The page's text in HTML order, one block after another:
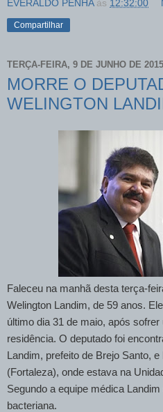
EVERALDO PENHA às 12:32:00
Compartilhar
TERÇA-FEIRA, 9 DE JUNHO DE 2015
MORRE O
WELINGTON
Faleceu na manhã desta terça-
Welington Landim, de 59 anos.
último dia 31 de maio, após
residência. O deputado foi
Landim, prefeito de Brejo Santo,
(Fortaleza), onde estava na
Segundo a equipe médica
bacteriana.